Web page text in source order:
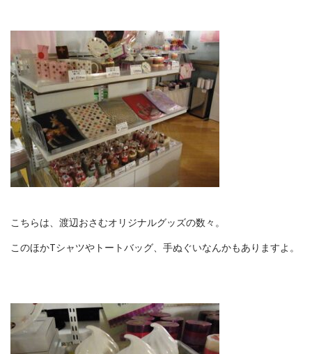
こちらは、渡辺おさむオリジナルグッズの数々。
このほかTシャツやトートバッグ、手ぬぐいなんかもありますよ。